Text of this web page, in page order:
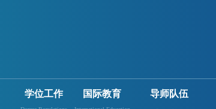
学位工作 国际教育 导师队伍